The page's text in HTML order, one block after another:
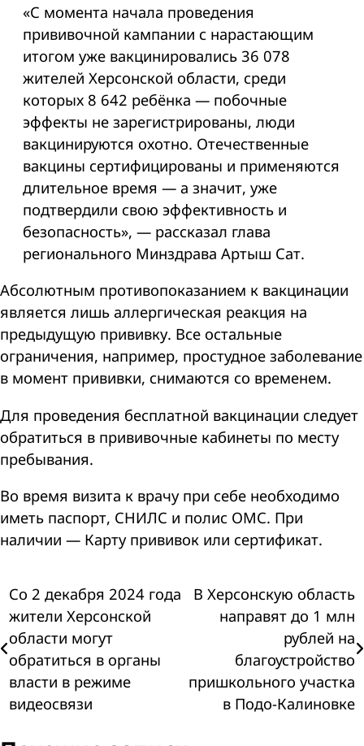
«С момента начала проведения
прививочной кампании с нарастающим
итогом уже вакцинировались 36 078
жителей Херсонской области, среди
которых 8 642 ребёнка — побочные
эффекты не зарегистрированы, люди
вакцинируются охотно. Отечественные
вакцины сертифицированы и применяются
длительное время — а значит, уже
подтвердили свою эффективность и
безопасность», — рассказал глава
регионального Минздрава Артыш Сат.
Абсолютным противопоказанием к вакцинации
является лишь аллергическая реакция на
предыдущую прививку. Все остальные
ограничения, например, простудное заболевание
в момент прививки, снимаются со временем.
Для проведения бесплатной вакцинации следует
обратиться в прививочные кабинеты по месту
пребывания.
Во время визита к врачу при себе необходимо
иметь паспорт, СНИЛС и полис ОМС. При
наличии — Карту прививок или сертификат.
Навигация
по
записям
Со 2 декабря 2024 года
жители Херсонской
области могут
обратиться в органы
власти в режиме
видеосвязи
В Херсонскую область
направят до 1 млн
рублей на
благоустройство
пришкольного участка
в Подо-Калиновке